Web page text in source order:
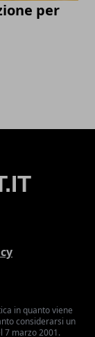
per
in quanto viene
considerarsi un
7 marzo 2001.